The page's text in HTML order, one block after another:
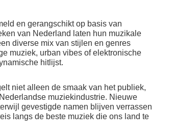
en gerangschikt op basis van
van Nederland laten hun muzikale
diverse mix van stijlen en genres
muziek, urban vibes of elektronische
hitlijst.
niet alleen de smaak van het publiek,
muziekindustrie. Nieuwe
gevestigde namen blijven verrassen
langs de beste muziek die ons land te